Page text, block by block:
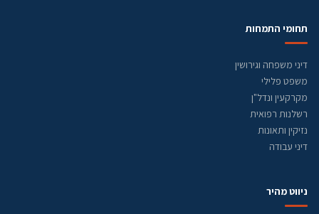
תחומי התמחות
דיני משפחה וגירושין
משפט פלילי
מקרקעין ונדל"ן
רשלנות רפואית
נזיקין ותאונות
דיני עבודה
ניווט מהיר